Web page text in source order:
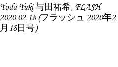
Yoda Yuki 与田祐希, FLASH
2020.02.18 (フラッシュ 2020年2
月18日号)